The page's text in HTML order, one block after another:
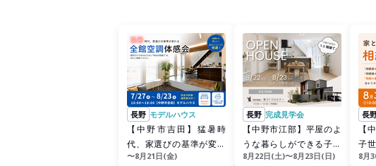
長野 モデルハウス
【中野市吉田】猛暑時
代、家選びの基準が変わ
る！全館空調体感会
〜8月21日(金)
長野 完成見学会
【中野市江部】平屋のよ
うな暮らしができる子育
て世帯の1.5階建て
8月22日(土)〜8月23日(日)
長
【
子
｟
8月